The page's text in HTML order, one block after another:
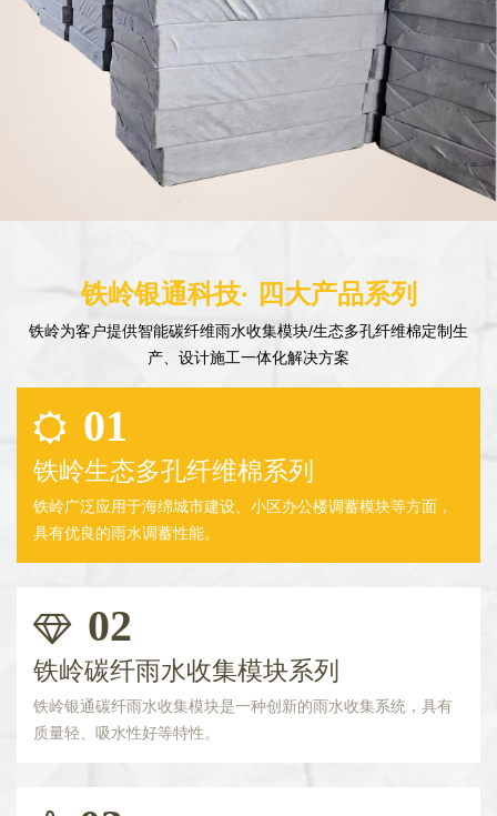
铁岭银通科技· 四大产品系列
铁岭为客户提供智能碳纤维雨水收集模块/生态多孔纤维棉定制生
产、设计施工一体化解决方案
01
铁岭生态多孔纤维棉系列
铁岭广泛应用于海绵城市建设、小区办公楼调蓄模块等方面，
具有优良的雨水调蓄性能。
02
铁岭碳纤雨水收集模块系列
铁岭银通碳纤雨水收集模块是一种创新的雨水收集系统，具有
质量轻、吸水性好等特性。